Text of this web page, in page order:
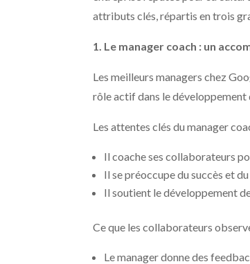
attributs clés, répartis en trois
1. Le manager coach : un
Les meilleurs managers chez
rôle actif dans le développement
Les attentes clés du manager
Il coache ses collaborateurs
Il se préoccupe du succès et
Il soutient le développement
Ce que les collaborateurs
Le manager donne des